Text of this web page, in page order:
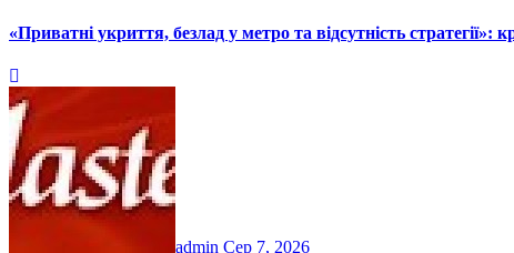
«Приватні укриття, безлад у метро та відсутність стратегії»:
admin Сер 7, 2026